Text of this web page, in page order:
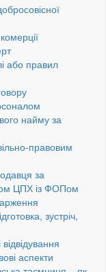
або правил
найму за
правовим
за
ЦПХ із ФОПом
зустріч,
аспекти